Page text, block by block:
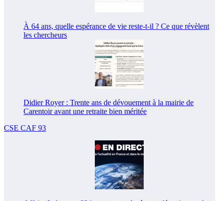
À 64 ans, quelle espérance de vie reste-t-il ? Ce que révèlent
les chercheurs
Didier Royer : Trente ans de dévouement à la mairie de
Carentoir avant une retraite bien méritée
CSE CAF 93